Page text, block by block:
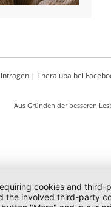
| Theralupa bei
Aus Gründen der besseren
cookies and
the involved third-party